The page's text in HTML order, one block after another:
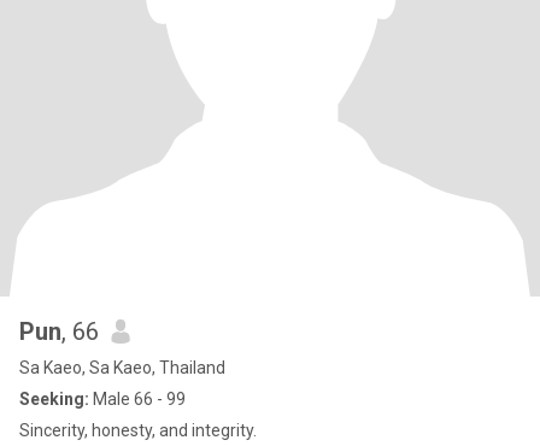
Pun, 66
Sa Kaeo, Sa Kaeo, Thailand
Seeking: Male 66 - 99
Sincerity, honesty, and integrity.